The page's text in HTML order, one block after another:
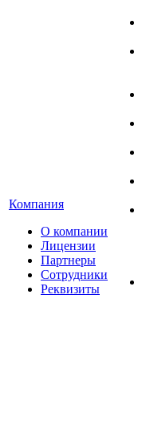
Компания
О компании
Лицензии
Партнеры
Сотрудники
Реквизиты